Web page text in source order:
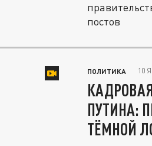
постов
ПОЛИТИКА 10
ПУТИНА:
ТЁМНОЙ